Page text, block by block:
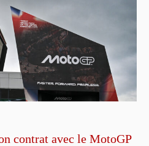
contrat avec le MotoGP